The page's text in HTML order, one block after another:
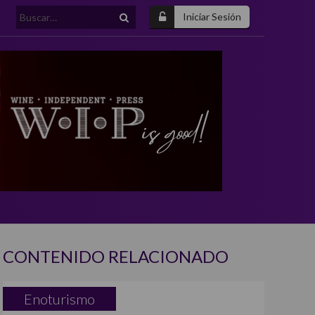
Iniciar Sesión
Buscar:
CONTENIDO RELACIONADO
Enoturismo